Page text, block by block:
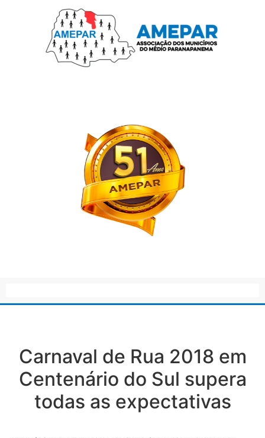
Carnaval de Rua 2018 em
Centenário do Sul supera
todas as expectativas